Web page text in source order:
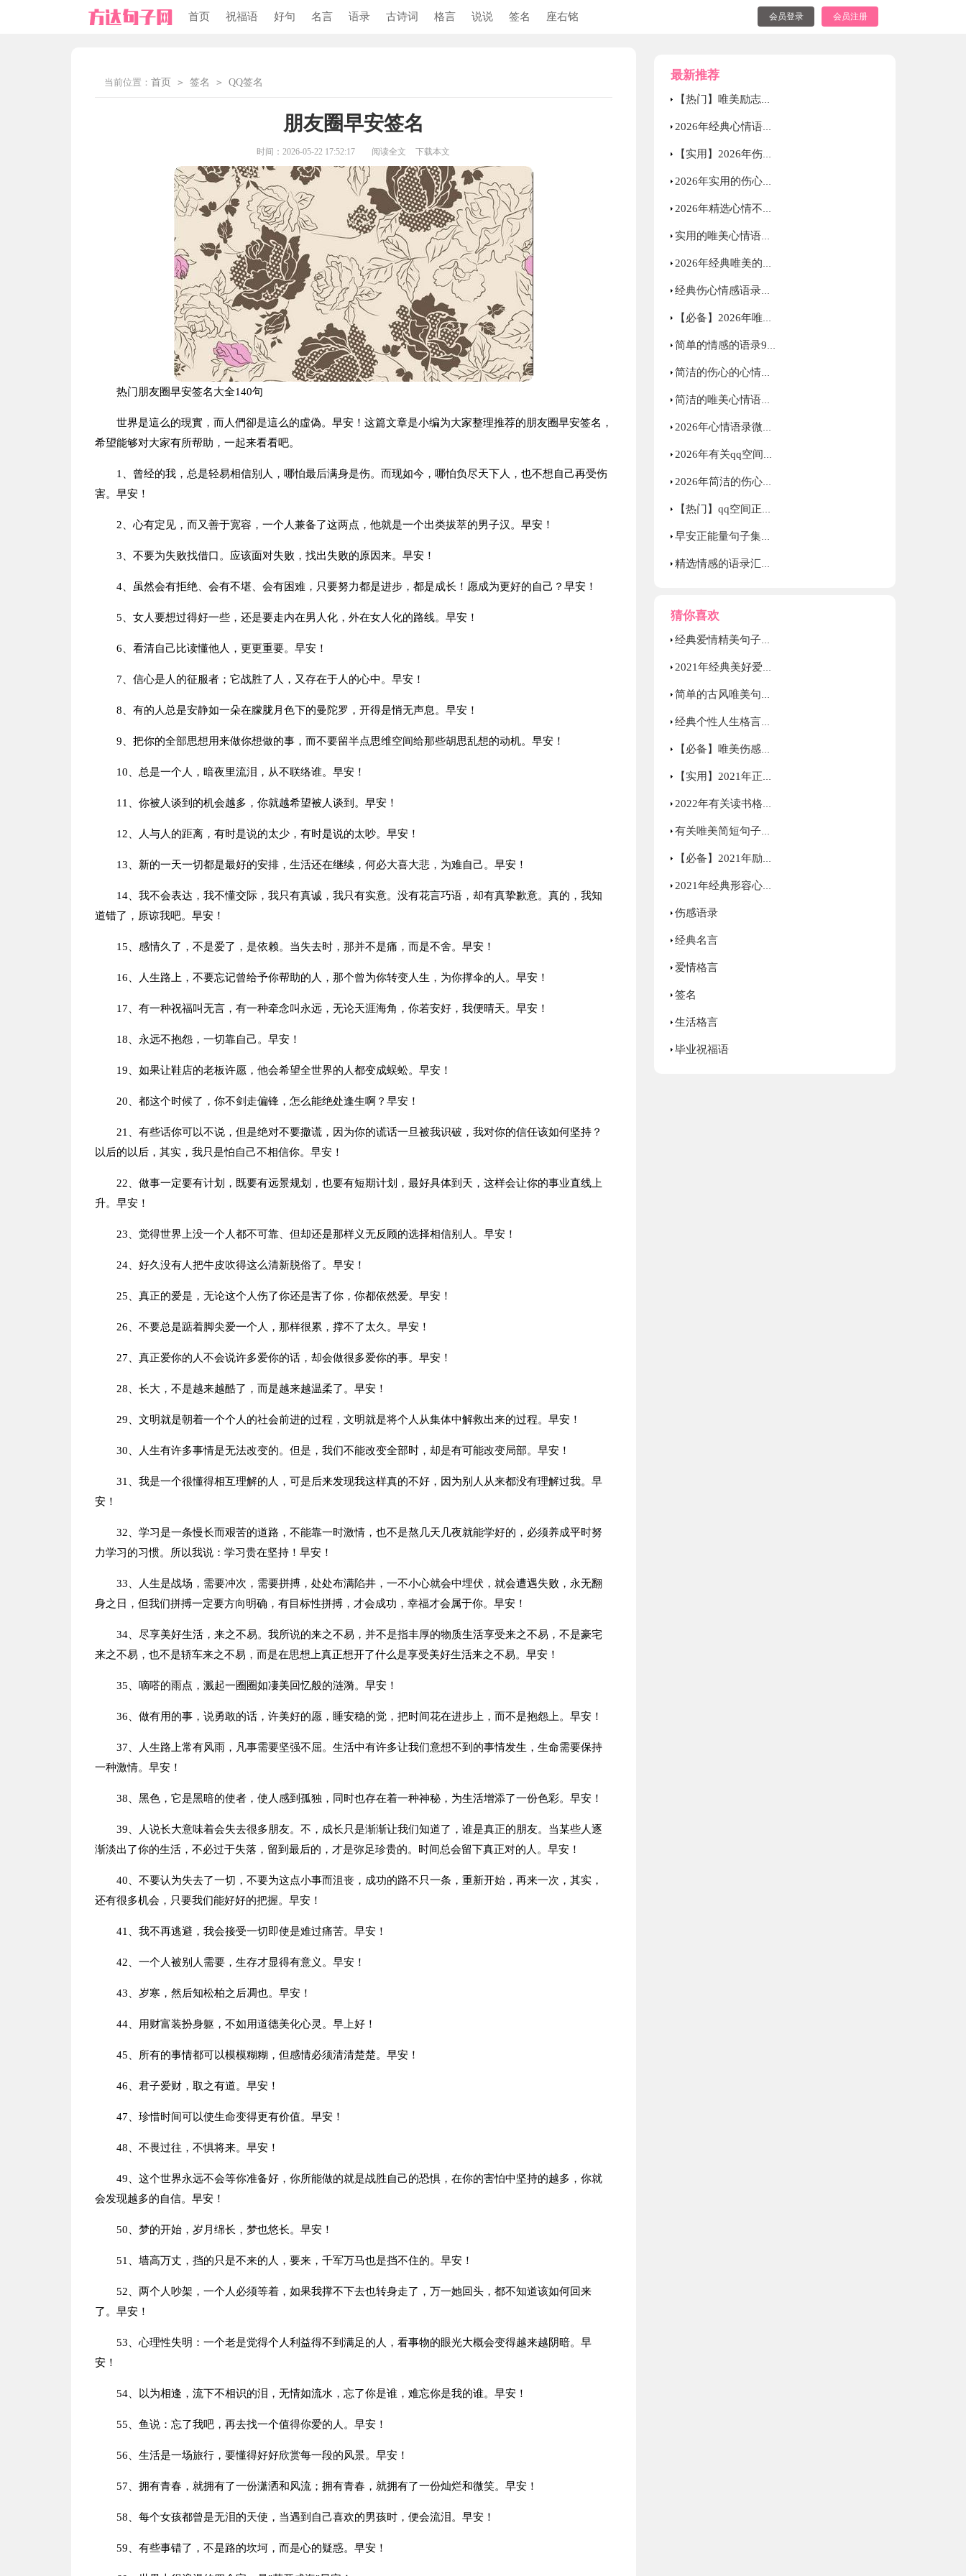
首页 祝福语 好句 名言 语录 古诗词 格言 说说 签名 座右铭 会员登录 会员注册
当前位置： 首页 > 签名 > QQ签名
朋友圈早安签名
时间：2026-05-22 17:52:17 阅读全文 下载本文
热门朋友圈早安签名大全140句
世界是這么的現實，而人們卻是這么的虛偽。早安！这篇文章是小编为大家整理推荐的朋友圈早安签名，
希望能够对大家有所帮助，一起来看看吧。
1、曾经的我，总是轻易相信别人，哪怕最后满身是伤。而现如今，哪怕负尽天下人，也不想自己再受伤
害。早安！
2、心有定见，而又善于宽容，一个人兼备了这两点，他就是一个出类拔萃的男子汉。早安！
3、不要为失败找借口。应该面对失败，找出失败的原因来。早安！
4、虽然会有拒绝、会有不堪、会有困难，只要努力都是进步，都是成长！愿成为更好的自己？早安！
5、女人要想过得好一些，还是要走内在男人化，外在女人化的路线。早安！
6、看清自己比读懂他人，更更重要。早安！
7、信心是人的征服者；它战胜了人，又存在于人的心中。早安！
8、有的人总是安静如一朵在朦胧月色下的曼陀罗，开得是悄无声息。早安！
9、把你的全部思想用来做你想做的事，而不要留半点思维空间给那些胡思乱想的动机。早安！
10、总是一个人，暗夜里流泪，从不联络谁。早安！
11、你被人谈到的机会越多，你就越希望被人谈到。早安！
12、人与人的距离，有时是说的太少，有时是说的太吵。早安！
13、新的一天一切都是最好的安排，生活还在继续，何必大喜大悲，为难自己。早安！
14、我不会表达，我不懂交际，我只有真诚，我只有实意。没有花言巧语，却有真挚歉意。真的，我知
道错了，原谅我吧。早安！
15、感情久了，不是爱了，是依赖。当失去时，那并不是痛，而是不舍。早安！
16、人生路上，不要忘记曾给予你帮助的人，那个曾为你转变人生，为你撑伞的人。早安！
17、有一种祝福叫无言，有一种牵念叫永远，无论天涯海角，你若安好，我便晴天。早安！
18、永远不抱怨，一切靠自己。早安！
19、如果让鞋店的老板许愿，他会希望全世界的人都变成蜈蚣。早安！
20、都这个时候了，你不剑走偏锋，怎么能绝处逢生啊？早安！
21、有些话你可以不说，但是绝对不要撒谎，因为你的谎话一旦被我识破，我对你的信任该如何坚持？
以后的以后，其实，我只是怕自己不相信你。早安！
22、做事一定要有计划，既要有远景规划，也要有短期计划，最好具体到天，这样会让你的事业直线上
升。早安！
23、觉得世界上没一个人都不可靠、但却还是那样义无反顾的选择相信别人。早安！
24、好久没有人把牛皮吹得这么清新脱俗了。早安！
25、真正的爱是，无论这个人伤了你还是害了你，你都依然爱。早安！
26、不要总是踮着脚尖爱一个人，那样很累，撑不了太久。早安！
27、真正爱你的人不会说许多爱你的话，却会做很多爱你的事。早安！
28、长大，不是越来越酷了，而是越来越温柔了。早安！
29、文明就是朝着一个个人的社会前进的过程，文明就是将个人从集体中解救出来的过程。早安！
30、人生有许多事情是无法改变的。但是，我们不能改变全部时，却是有可能改变局部。早安！
31、我是一个很懂得相互理解的人，可是后来发现我这样真的不好，因为别人从来都没有理解过我。早
安！
32、学习是一条慢长而艰苦的道路，不能靠一时激情，也不是熬几天几夜就能学好的，必须养成平时努
力学习的习惯。所以我说：学习贵在坚持！早安！
33、人生是战场，需要冲次，需要拼搏，处处布满陷井，一不小心就会中埋伏，就会遭遇失败，永无翻
身之日，但我们拼搏一定要方向明确，有目标性拼搏，才会成功，幸福才会属于你。早安！
34、尽享美好生活，来之不易。我所说的来之不易，并不是指丰厚的物质生活享受来之不易，不是豪宅
来之不易，也不是轿车来之不易，而是在思想上真正想开了什么是享受美好生活来之不易。早安！
35、嘀嗒的雨点，溅起一圈圈如凄美回忆般的涟漪。早安！
36、做有用的事，说勇敢的话，许美好的愿，睡安稳的觉，把时间花在进步上，而不是抱怨上。早安！
37、人生路上常有风雨，凡事需要坚强不屈。生活中有许多让我们意想不到的事情发生，生命需要保持
一种激情。早安！
38、黑色，它是黑暗的使者，使人感到孤独，同时也存在着一种神秘，为生活增添了一份色彩。早安！
39、人说长大意味着会失去很多朋友。不，成长只是渐渐让我们知道了，谁是真正的朋友。当某些人逐
渐淡出了你的生活，不必过于失落，留到最后的，才是弥足珍贵的。时间总会留下真正对的人。早安！
40、不要认为失去了一切，不要为这点小事而沮丧，成功的路不只一条，重新开始，再来一次，其实，
还有很多机会，只要我们能好好的把握。早安！
41、我不再逃避，我会接受一切即使是难过痛苦。早安！
42、一个人被别人需要，生存才显得有意义。早安！
43、岁寒，然后知松柏之后凋也。早安！
44、用财富装扮身躯，不如用道德美化心灵。早上好！
45、所有的事情都可以模模糊糊，但感情必须清清楚楚。早安！
46、君子爱财，取之有道。早安！
47、珍惜时间可以使生命变得更有价值。早安！
48、不畏过往，不惧将来。早安！
49、这个世界永远不会等你准备好，你所能做的就是战胜自己的恐惧，在你的害怕中坚持的越多，你就
会发现越多的自信。早安！
50、梦的开始，岁月绵长，梦也悠长。早安！
51、墙高万丈，挡的只是不来的人，要来，千军万马也是挡不住的。早安！
52、两个人吵架，一个人必须等着，如果我撑不下去也转身走了，万一她回头，都不知道该如何回来
了。早安！
53、心理性失明：一个老是觉得个人利益得不到满足的人，看事物的眼光大概会变得越来越阴暗。早
安！
54、以为相逢，流下不相识的泪，无情如流水，忘了你是谁，难忘你是我的谁。早安！
55、鱼说：忘了我吧，再去找一个值得你爱的人。早安！
56、生活是一场旅行，要懂得好好欣赏每一段的风景。早安！
57、拥有青春，就拥有了一份潇洒和风流；拥有青春，就拥有了一份灿烂和微笑。早安！
58、每个女孩都曾是无泪的天使，当遇到自己喜欢的男孩时，便会流泪。早安！
59、有些事错了，不是路的坎坷，而是心的疑惑。早安！
最新推荐
【热门】唯美励志的语录大合集59句
2026年经典心情语录汇编70句
【实用】2026年伤心的心情语录集锦38条
2026年实用的伤心的心情语录大汇总76句
2026年精选心情不好语录60条
实用的唯美心情语录锦集76句
2026年经典唯美的心情语录60句
经典伤心情感语录锦集41句
【必备】2026年唯美心情语录集合73条
简单的情感的语录98条
简洁的伤心的心情语录大集合79条
简洁的唯美心情语录大集合56条
2026年心情语录微博合集40句
2026年有关qq空间正能量的句子汇编60条
2026年简洁的伤心的心情语录大合集98句
【热门】qq空间正能量的句子锦集30句
早安正能量句子集锦50句
精选情感的语录汇编48条
猜你喜欢
经典爱情精美句子集合36条
2021年经典美好爱情句子汇编75句
简单的古风唯美句子集锦66条
经典个性人生格言合集90条
【必备】唯美伤感语录合集70条
【实用】2021年正能量励志句子汇编59句
2022年有关读书格言34句
有关唯美简短句子集锦85句
【必备】2021年励志感悟句子48条
2021年经典形容心情低落的句子集锦50句
伤感语录
经典名言
爱情格言
签名
生活格言
毕业祝福语